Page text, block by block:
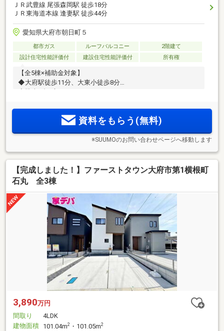
ＪＲ武豊線 尾張森岡駅 徒歩18分
ＪＲ東海道本線 逢妻駅 徒歩44分
愛知県大府市朝日町５
都市ガス ルーフバルコニー
2階建て
設計住宅性能評価付
建設住宅性能評価付 所有権
【全5棟×補助金対象】
◆大府駅徒歩11分、大東小徒歩8分
◆駐車2台×庭
資料をもらう(無料)
※SUUMOのお問い合わせページへ移動します
【完成しました！】ファーストタウン大府市第1横根町
石丸 全3棟
3,890万円
間取り
4LDK
建物面積 101.04m2 ・101.05m2